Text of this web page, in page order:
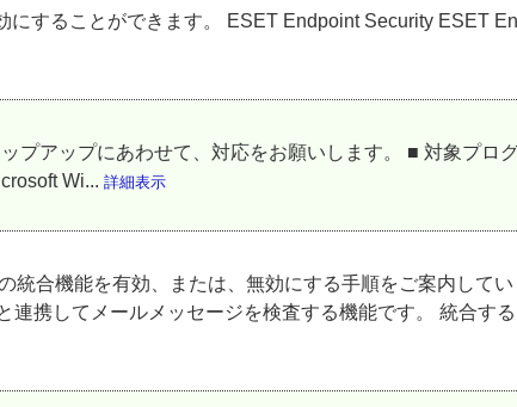
することができます。 ESET Endpoint Security ESET
プアップにあわせて、対応をお願いします。 ■ 対象プロ
Wi... 詳細表示
統合機能を有効、または、無効にする手順をご案内して
携してメールメッセージを検査する機能です。 統合す